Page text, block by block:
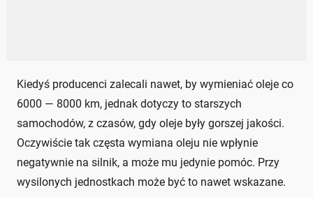
Kiedyś producenci zalecali nawet, by wymieniać oleje co
6000 — 8000 km, jednak dotyczy to starszych
samochodów, z czasów, gdy oleje były gorszej jakości.
Oczywiście tak częsta wymiana oleju nie wpłynie
negatywnie na silnik, a może mu jedynie pomóc. Przy
wysilonych jednostkach może być to nawet wskazane.